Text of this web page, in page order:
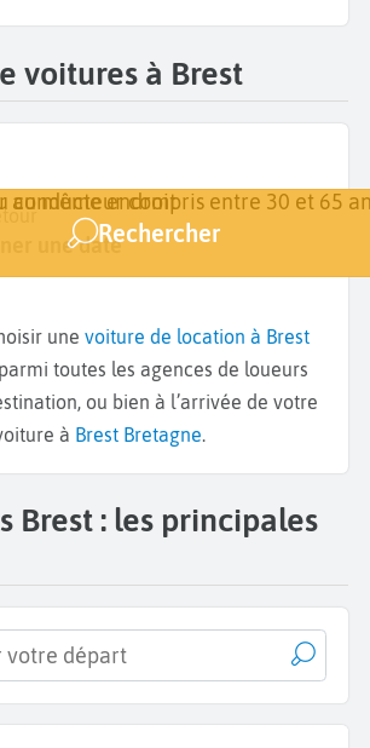
voitures à Brest
une date
une date
au même endroit
conducteur compris entre 30 et 65
Rechercher
une voiture de location à Brest
toutes les agences de loueurs
ou bien à l’arrivée de votre
à Brest Bretagne.
Brest : les principales